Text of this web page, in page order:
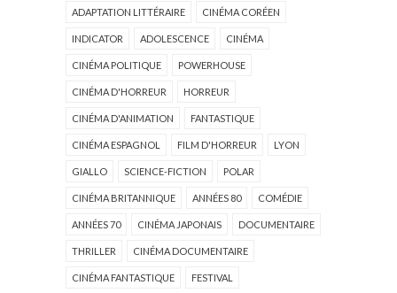
ADAPTATION LITTÉRAIRE CINÉMA CORÉEN
INDICATOR ADOLESCENCE CINÉMA
CINÉMA POLITIQUE POWERHOUSE
CINÉMA D'HORREUR HORREUR
CINÉMA D'ANIMATION FANTASTIQUE
CINÉMA ESPAGNOL FILM D'HORREUR LYON
GIALLO SCIENCE-FICTION POLAR
CINÉMA BRITANNIQUE ANNÉES 80 COMÉDIE
ANNÉES 70 CINÉMA JAPONAIS DOCUMENTAIRE
THRILLER CINÉMA DOCUMENTAIRE
CINÉMA FANTASTIQUE FESTIVAL